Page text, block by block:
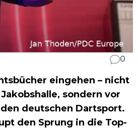
0
eingehen – nicht
sondern vor
deutschen Dartsport.
den Sprung in die Top-